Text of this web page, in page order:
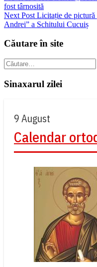
în
articole
fost târnosită
Next Post Licitație de pictură
Andrei” a Schitului Cucuiș
Căutare în site
Caută
după:
Sinaxarul zilei
9 August
Calendar